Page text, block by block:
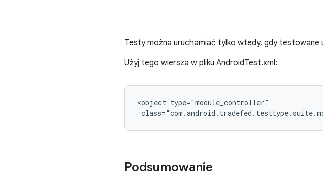
Testy można uruchamiać tylko wtedy, gdy testowane
Użyj tego wiersza w pliku AndroidTest.xml:
<object type="module_controller"
Podsumowanie